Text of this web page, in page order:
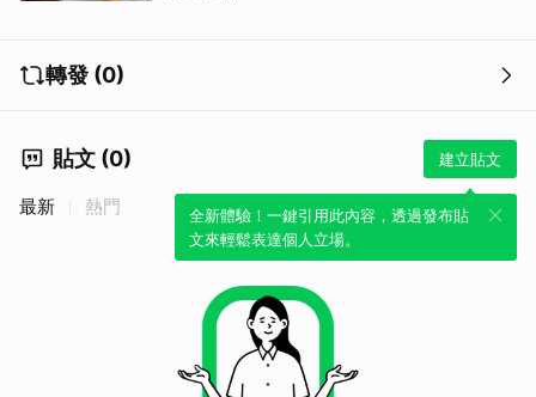
轉發 (0)
貼文 (0) 建立貼文
全新體驗！一鍵引用此內容，透過發布貼
文來輕鬆表達個人立場。
最新 熱門